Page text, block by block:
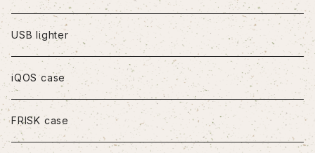
iPhoneXS Max
iPhone11
iPhone11Pro
USB lighter
iQOS case
FRISK case